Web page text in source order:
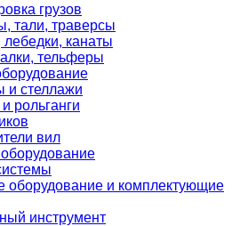
грузов
тали, траверсы
канаты
тельферы
и стеллажи
рольганги
вил
оборудование и комплектующие
инструмент